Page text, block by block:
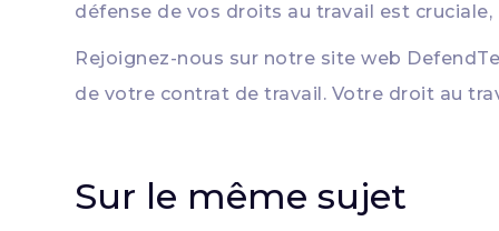
défense de vos droits au travail est
Rejoignez-nous sur notre site web
de votre contrat de travail. Votre droit au
Sur le même sujet